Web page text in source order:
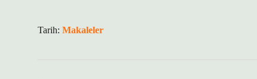
Tarih: Makaleler